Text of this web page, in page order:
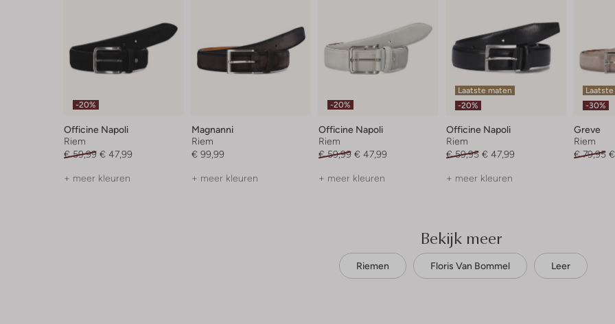
-20%
Officine Napoli
Riem
€ 59,99 € 47,99
+ meer kleuren
Magnanni
Riem
€ 99,99
+ meer kleuren
-20%
Officine Napoli
Riem
€ 59,99 € 47,99
+ meer kleuren
Laatste maten
-20%
Officine Napoli
Riem
€ 59,95 € 47,99
+ meer kleuren
-30%
Greve
Riem
€ 79,95
Bekijk meer
Riemen Floris Van Bommel Leer